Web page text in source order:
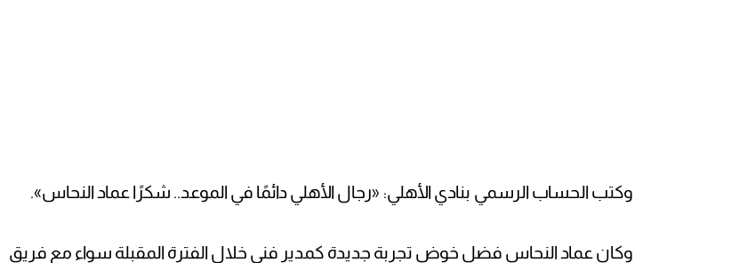
وكتب الحساب الرسمي بنادي الأهلي: «رجال الأهلي دائمًا في الموعد.. شكرًا عماد النحاس».
وكان عماد النحاس فضل خوض تجربة جديدة كمدير فني خلال الفترة المقبلة سواء مع فريق